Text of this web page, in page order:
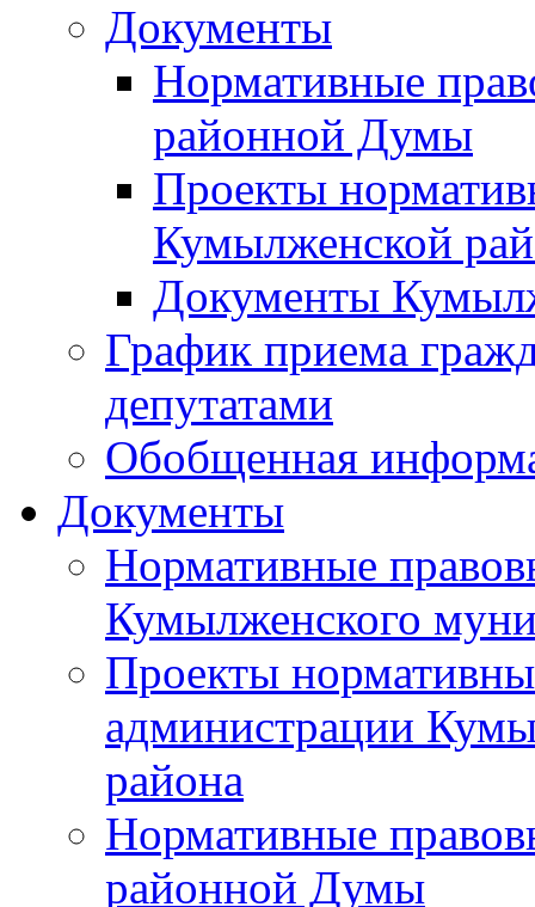
Документы
Нормативные
районной Думы
Проекты
Кумылженской
Документы
График приема
депутатами
Обобщенная
Документы
Нормативные
Кумылженского
Проекты
администрации
района
Нормативные
районной Думы